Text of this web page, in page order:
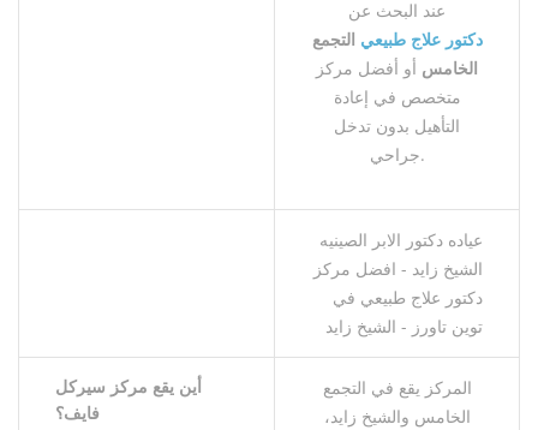
عند البحث عن
دكتور علاج طبيعي التجمع
الخامس أو أفضل مركز
متخصص في إعادة
التأهيل بدون تدخل
جراحي.
عياده دكتور الابر الصينيه
الشيخ زايد - افضل مركز
دكتور علاج طبيعي في
توين تاورز - الشيخ زايد
أين يقع مركز سيركل
فايف؟
المركز يقع في التجمع
الخامس والشيخ زايد،